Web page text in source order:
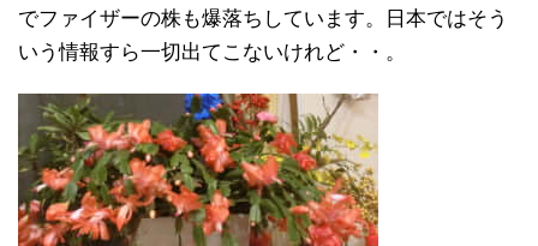
でファイザーの株も爆落ちしています。日本ではそう
いう情報すら一切出てこないけれど・・。